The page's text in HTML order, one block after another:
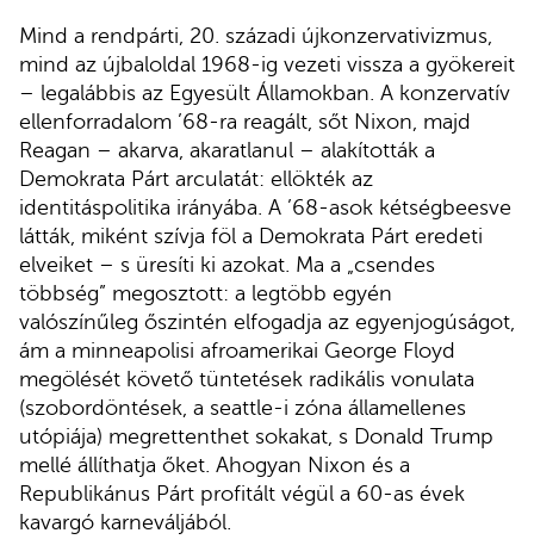
Mind a rendpárti, 20. századi újkonzervativizmus,
mind az újbaloldal 1968-ig vezeti vissza a gyökereit
– legalábbis az Egyesült Államokban. A konzervatív
ellenforradalom ’68-ra reagált, sőt Nixon, majd
Reagan – akarva, akaratlanul – alakították a
Demokrata Párt arculatát: ellökték az
identitáspolitika irányába. A ’68-asok kétségbeesve
látták, miként szívja föl a Demokrata Párt eredeti
elveiket – s üresíti ki azokat. Ma a „csendes
többség” megosztott: a legtöbb egyén
valószínűleg őszintén elfogadja az egyenjogúságot,
ám a minneapolisi afroamerikai George Floyd
megölését követő tüntetések radikális vonulata
(szobordöntések, a seattle-i zóna államellenes
utópiája) megrettenthet sokakat, s Donald Trump
mellé állíthatja őket. Ahogyan Nixon és a
Republikánus Párt profitált végül a 60-as évek
kavargó karneváljából.